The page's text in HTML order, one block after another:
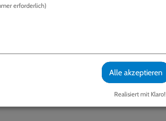
erforderlich)
Alle akzeptieren
Realisiert mit Klaro!